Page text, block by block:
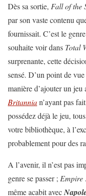
Dès sa sortie, Fall of the
par son vaste contenu
fournissait. C’est le
souhaite voir dans Total
surprenante, cette
sensé. D’un point de
manière d’ajouter un jeu
Britannian’ayant pas
possédez déjà le jeu,
votre bibliothèque, à
probablement pour des
A l’avenir, il n’est pas
genre se passer ; Empire
même acabit avec